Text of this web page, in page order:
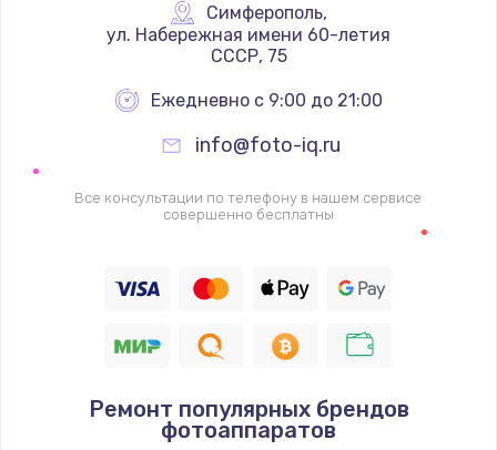
Симферополь,
СССР, 75
Ежедневно с 9:00 до 21:00
info@foto-iq.ru
Все консультации по телефону в нашем сервисе
совершенно бесплатны
Ремонт популярных брендов
фотоаппаратов